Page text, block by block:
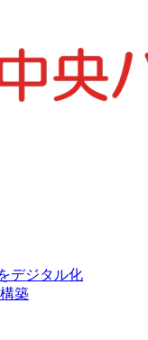
デジタル化
築